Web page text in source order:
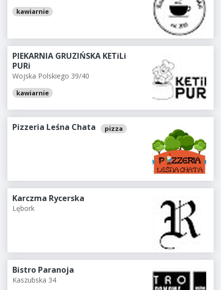
kawiarnie
PIEKARNIA GRUZIŃSKA KETiLi
PURi
Wojska Polskiego 39/40
kawiarnie
Pizzeria Leśna Chata pizza
Karczma Rycerska
Lębork
Bistro Paranoja
Kaszubska 34